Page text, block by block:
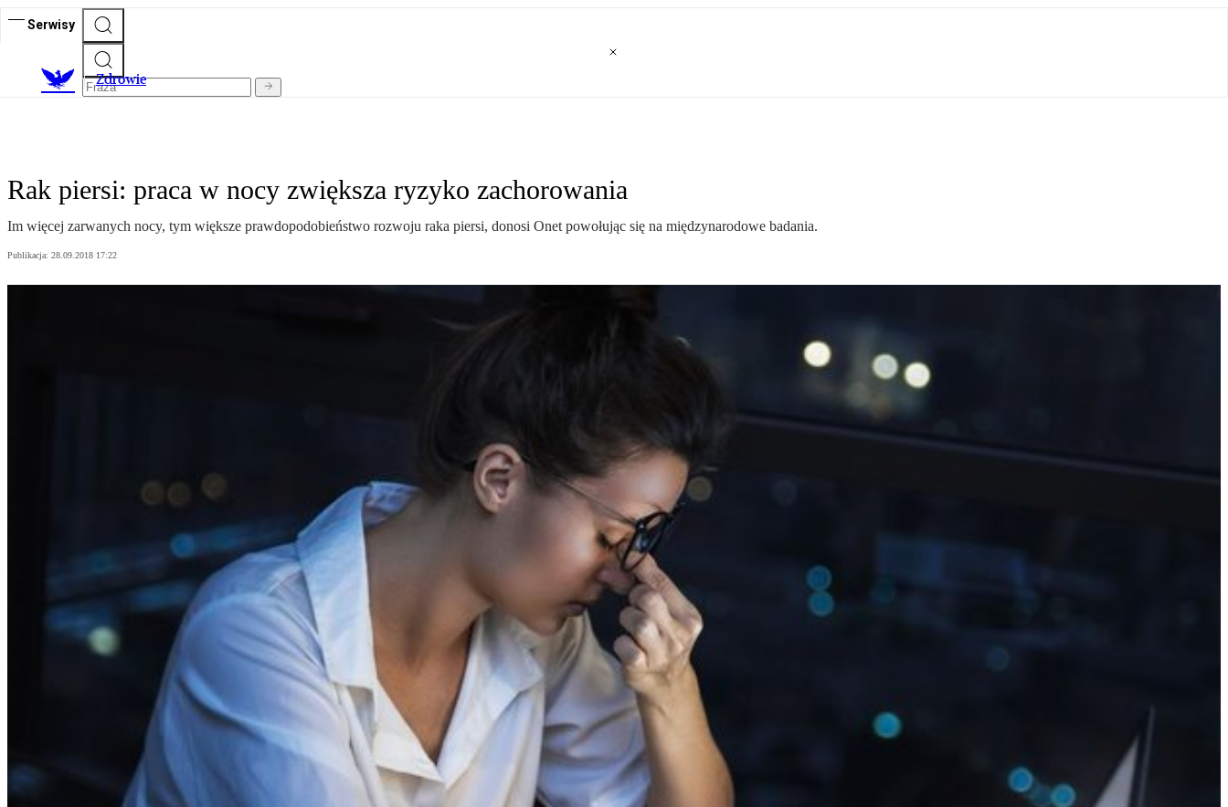
Serwisy
Zdrowie
Rak piersi: praca w nocy zwiększa ryzyko zachorowania
Im więcej zarwanych nocy, tym większe prawdopodobieństwo rozwoju raka piersi, donosi Onet powołując się na międzynarodowe badania.
Publikacja: 28.09.2018 17:22